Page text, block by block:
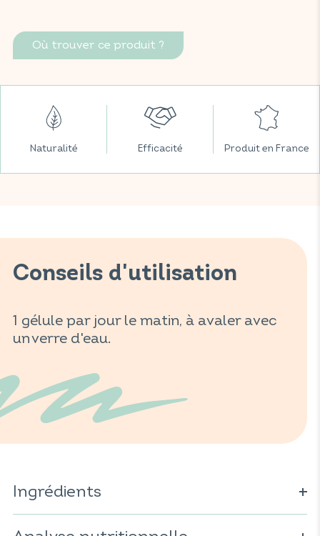
Où trouver ce produit ?
Naturalité Efficacité Produit en France
Conseils d'utilisation
1 gélule par jour le matin, à avaler avec
un verre d'eau.
Ingrédients
gomme d'acacia* (Acacia seyal) ; gélule d'origine végétale